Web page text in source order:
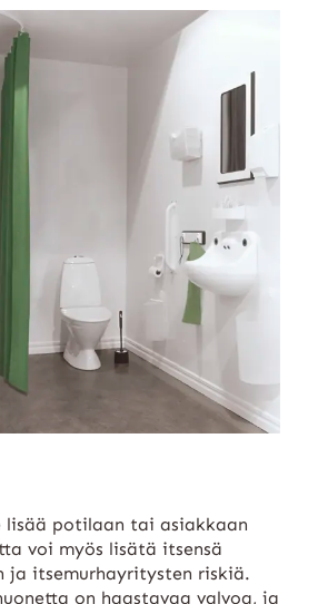
lisää potilaan tai asiakkaan
voi myös lisätä itsensä
ja itsemurhayritysten riskiä.
on haastavaa valvoa, ja